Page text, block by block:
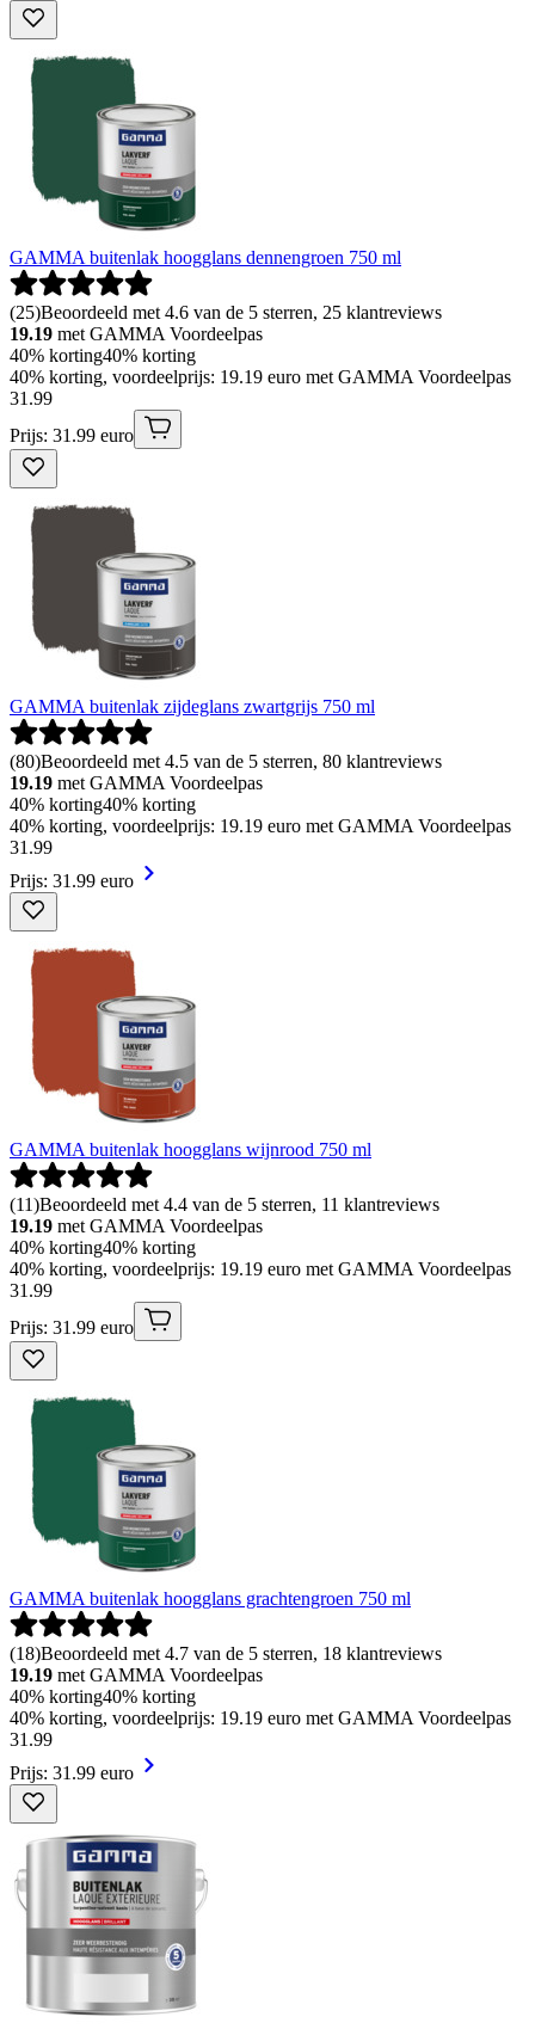
GAMMA buitenlak hoogglans dennengroen 750 ml
(25)Beoordeeld met 4.6 van de 5 sterren, 25 klantreviews
19.19 met GAMMA Voordeelpas
40% korting40% korting
40% korting, voordeelprijs: 19.19 euro met GAMMA Voordeelpas
31 .99
Prijs: 31.99 euro
GAMMA buitenlak zijdeglans zwartgrijs 750 ml
(80)Beoordeeld met 4.5 van de 5 sterren, 80 klantreviews
19.19 met GAMMA Voordeelpas
40% korting40% korting
40% korting, voordeelprijs: 19.19 euro met GAMMA Voordeelpas
31 .99
Prijs: 31.99 euro
GAMMA buitenlak hoogglans wijnrood 750 ml
(11)Beoordeeld met 4.4 van de 5 sterren, 11 klantreviews
19.19 met GAMMA Voordeelpas
40% korting40% korting
40% korting, voordeelprijs: 19.19 euro met GAMMA Voordeelpas
31 .99
Prijs: 31.99 euro
GAMMA buitenlak hoogglans grachtengroen 750 ml
(18)Beoordeeld met 4.7 van de 5 sterren, 18 klantreviews
19.19 met GAMMA Voordeelpas
40% korting40% korting
40% korting, voordeelprijs: 19.19 euro met GAMMA Voordeelpas
31 .99
Prijs: 31.99 euro